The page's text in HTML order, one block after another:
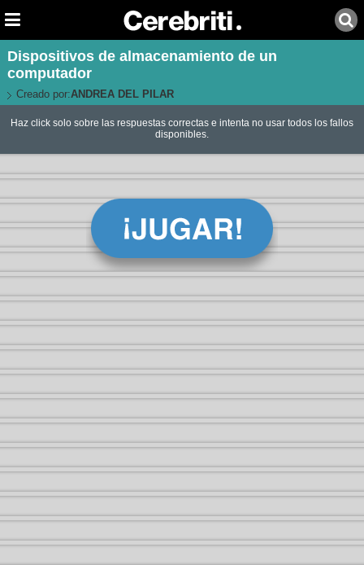
Dispositivos de almacenamiento de un
computador
Creado por:ANDREA DEL PILAR
Haz click solo sobre las respuestas correctas e intenta no usar todos los fallos
disponibles.